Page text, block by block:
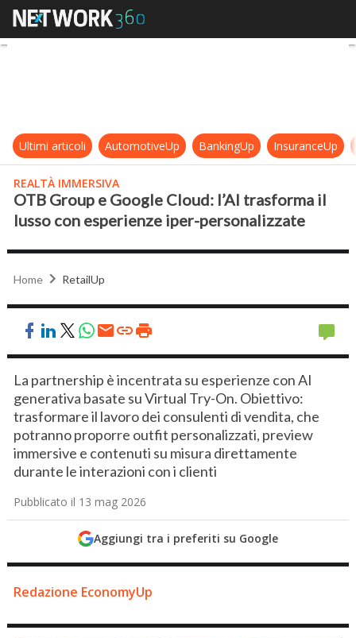
OTB Group e Google Cloud: l’AI
Ultimi articoli AutomotiveUp BankingUp InsuranceUp
REALTÀ IMMERSIVA
OTB Group e Google Cloud: l’AI trasforma il
lusso con esperienze iper-personalizzate
Home RetailUp
La partnership è incentrata su esperienze con AI
generativa basate su Virtual Try-On. Obiettivo:
trasformare il lavoro dei consulenti di vendita, che
potranno proporre outfit personalizzati, preview
immersive e contenuti su misura direttamente
durante le interazioni con i clienti
Pubblicato il 13 mag 2026
Aggiungi tra i preferiti su Google
Redazione EconomyUp